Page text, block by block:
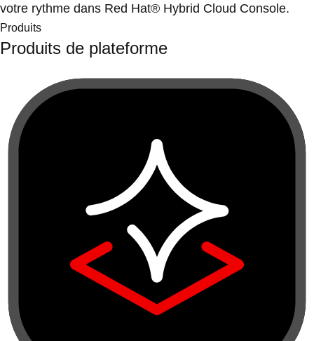
votre rythme dans Red Hat® Hybrid Cloud Console.
Produits
Produits de plateforme